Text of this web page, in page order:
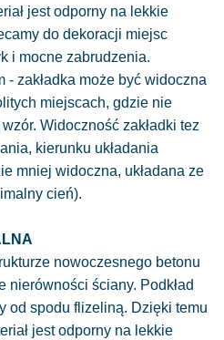
jest odporny na lekkie
do dekoracji miejsc
i mocne zabrudzenia.
- zakładka może być widoczna
miejscach, gdzie nie
Widoczność zakładki tez
kierunku układania
mniej widoczna, układana ze
cień).
nowoczesnego betonu
nierówności ściany. Podkład
od spodu flizeliną. Dzięki temu
jest odporny na lekkie